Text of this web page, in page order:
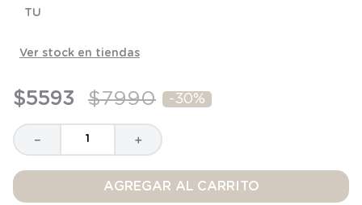
TU
Ver stock en tiendas
$5593 $7990 -30%
＋
－
AGREGAR AL CARRITO
8.